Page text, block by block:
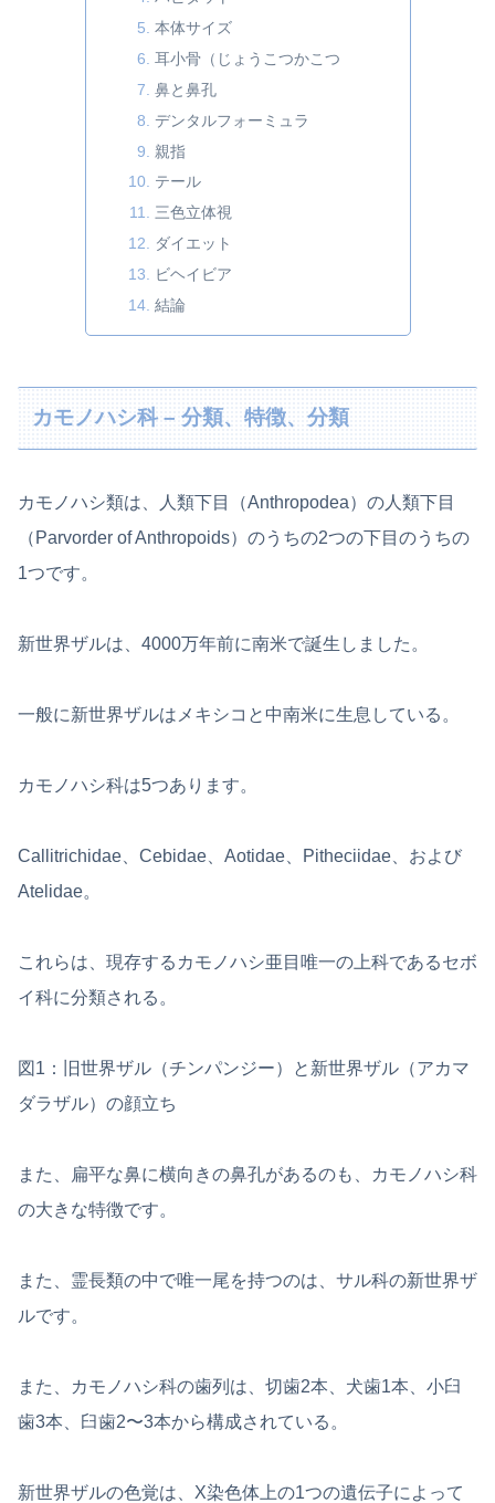
本体サイズ
耳小骨（じょうこつかこつ
鼻と鼻孔
デンタルフォーミュラ
親指
テール
三色立体視
ダイエット
ビヘイビア
結論
カモノハシ科 – 分類、特徴、分類
カモノハシ類は、人類下目（Anthropodea）の人類下目
（Parvorder of Anthropoids）のうちの2つの下目のうちの
1つです。
新世界ザルは、4000万年前に南米で誕生しました。
一般に新世界ザルはメキシコと中南米に生息している。
カモノハシ科は5つあります。
Callitrichidae、Cebidae、Aotidae、Pitheciidae、および
Atelidae。
これらは、現存するカモノハシ亜目唯一の上科であるセボ
イ科に分類される。
図1：旧世界ザル（チンパンジー）と新世界ザル（アカマ
ダラザル）の顔立ち
また、扁平な鼻に横向きの鼻孔があるのも、カモノハシ科
の大きな特徴です。
また、霊長類の中で唯一尾を持つのは、サル科の新世界ザ
ルです。
また、カモノハシ科の歯列は、切歯2本、犬歯1本、小臼
歯3本、臼歯2〜3本から構成されている。
新世界ザルの色覚は、X染色体上の1つの遺伝子によって